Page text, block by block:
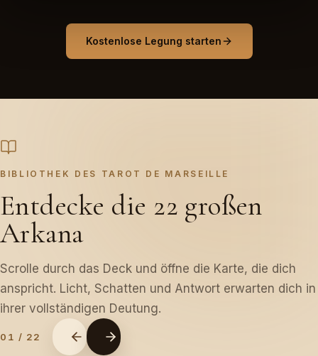
Kostenlose Legung starten
BIBLIOTHEK DES TAROT DE MARSEILLE
Entdecke die 22 großen
Arkana
Scrolle durch das Deck und öffne die Karte, die dich
anspricht. Licht, Schatten und Antwort erwarten dich in
ihrer vollständigen Deutung.
01 / 22